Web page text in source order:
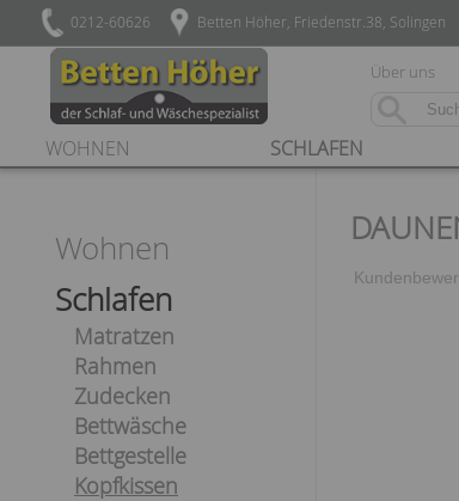
0212-60626 Betten Höher, Friedenstr.38, Solingen
Über uns
WOHNEN SCHLAFEN
Wohnen
Schlafen
Matratzen
Rahmen
Zudecken
Bettwäsche
Bettgestelle
Kopfkissen